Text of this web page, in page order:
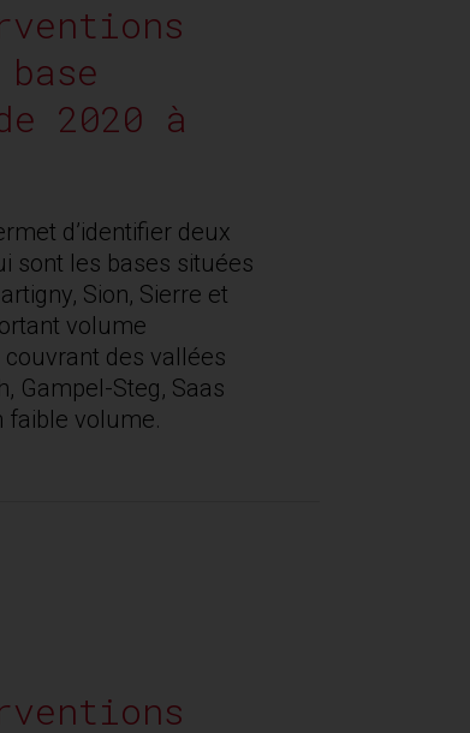
2020 à
d’identifier deux
sont les bases situées
Sion, Sierre et
volume
couvrant des vallées
Gampel-Steg, Saas
faible volume.